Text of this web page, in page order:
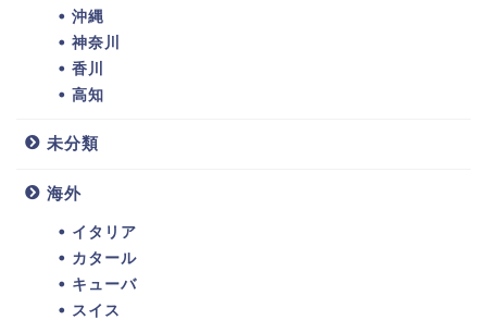
沖縄
神奈川
香川
高知
未分類
海外
イタリア
カタール
キューバ
スイス